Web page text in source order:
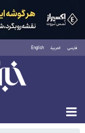
فارسی العربية English
شنبه ۱۷